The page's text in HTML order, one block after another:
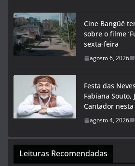
Cine Bangüê
sobre o filme
sexta-feira
agosto 6, 2026
Festa das
Fabiana Souto,
Cantador
agosto 4, 2026
Leituras Recomendadas